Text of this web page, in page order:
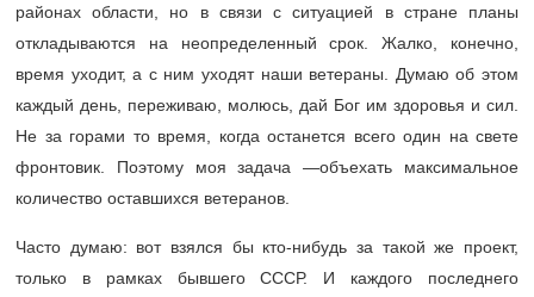
районах области, но в связи с ситуацией в стране планы
откладываются на неопределенный срок. Жалко, конечно,
время уходит, а с ним уходят наши ветераны. Думаю об этом
каждый день, переживаю, молюсь, дай Бог им здоровья и сил.
Не за горами то время, когда останется всего один на свете
фронтовик. Поэтому моя задача —объехать максимальное
количество оставшихся ветеранов.
Часто думаю: вот взялся бы кто-нибудь за такой же проект,
только в рамках бывшего СССР. И каждого последнего